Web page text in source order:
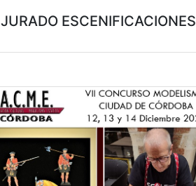
JURADO ESCENIFICACIONES